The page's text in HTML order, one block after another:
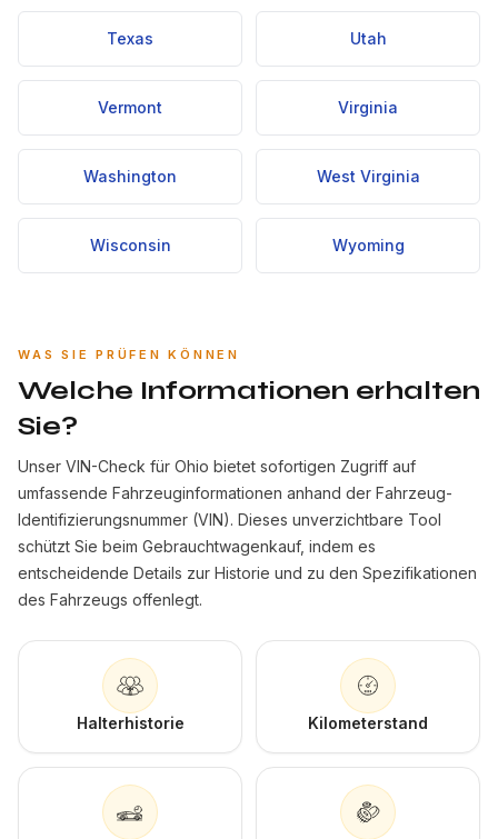
Texas Utah
Vermont Virginia
Washington West Virginia
Wisconsin Wyoming
WAS SIE PRÜFEN KÖNNEN
Welche Informationen erhalten
Sie?
Unser VIN-Check für Ohio bietet sofortigen Zugriff auf
umfassende Fahrzeuginformationen anhand der Fahrzeug-
Identifizierungsnummer (VIN). Dieses unverzichtbare Tool
schützt Sie beim Gebrauchtwagenkauf, indem es
entscheidende Details zur Historie und zu den Spezifikationen
des Fahrzeugs offenlegt.
Halterhistorie Kilometerstand